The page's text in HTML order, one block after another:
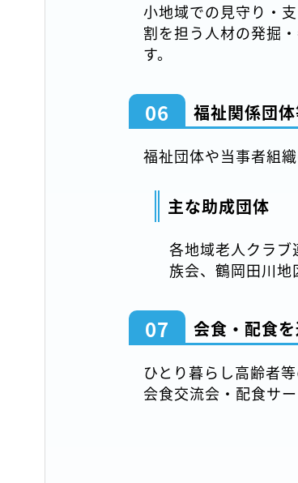
小地域での見守り・
割を担う人材の発掘
す。
06 福祉関係団
福祉団体や当事者組
主な助成団体
各地域老人クラ
族会、鶴岡田川
07 会食・配食
ひとり暮らし高齢者
会食交流会・配食サ